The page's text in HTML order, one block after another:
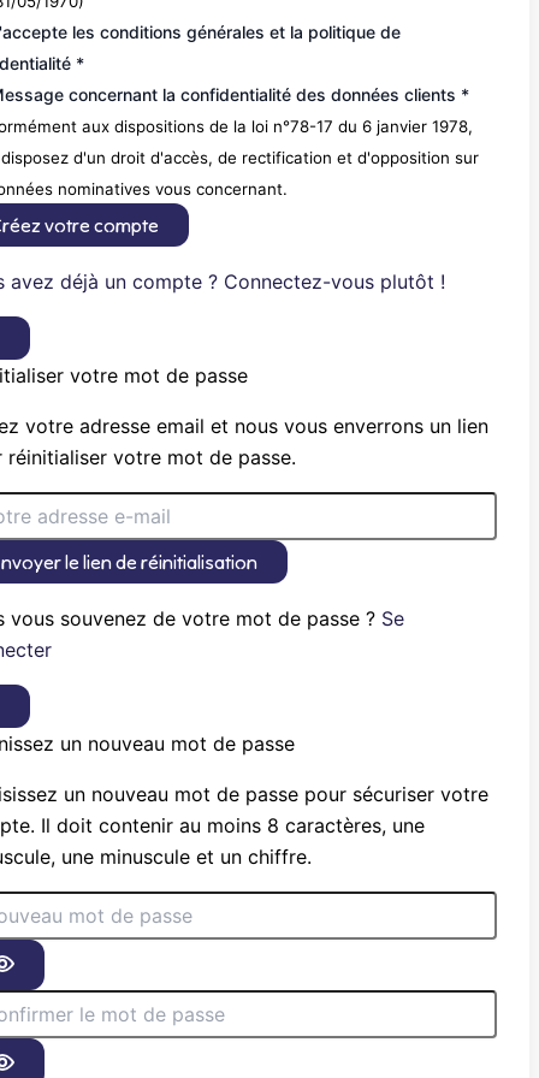
les conditions générales et la politique de
*
concernant la confidentialité des données clients *
aux dispositions de la loi n°78-17 du 6 janvier 1978,
d'un droit d'accès, de rectification et d'opposition sur
nominatives vous concernant.
votre compte
avez déjà un compte ? Connectez-vous plutôt !
votre mot de passe
votre adresse email et nous vous enverrons un lien
réinitialiser votre mot de passe.
le lien de réinitialisation
vous souvenez de votre mot de passe ? Se
un nouveau mot de passe
un nouveau mot de passe pour sécuriser votre
Il doit contenir au moins 8 caractères, une
une minuscule et un chiffre.